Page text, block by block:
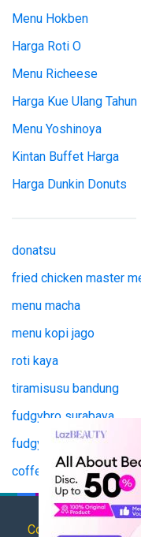
Menu Hokben
Harga Roti O
Menu Richeese
Harga Kue Ulang Tahun
Menu Yoshinoya
Kintan Buffet Harga
Harga Dunkin Donuts
donatsu
fried chicken master
menu macha
menu kopi jago
roti kaya
tiramisusu bandung
fudgybro surabaya
fudgy bro surabaya
coffee jago
tianlala menu
Copyright © 2025